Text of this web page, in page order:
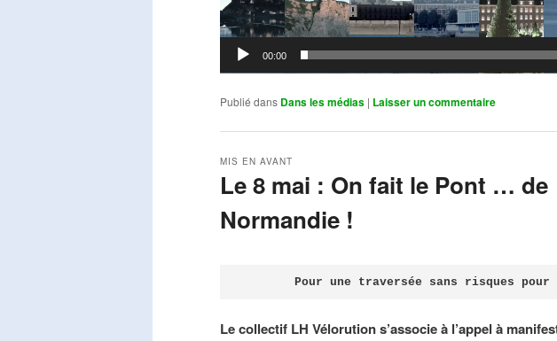
00:00
Publié dans Dans les médias | Laisser un commentaire
Le 8 mai : On fait le Pont … de
Normandie !
MIS EN AVANT
Pour une traversée sans risques
Le collectif LH Vélorution s’associe à l’appel à